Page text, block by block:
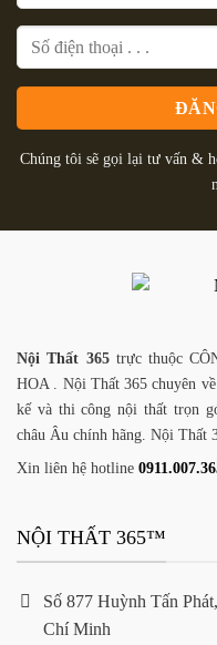
Chúng tôi sẽ gọi lại tư vấn &
Nội Thất 365trực thuộc
HOA . Nội Thất 365 chuyên
kế và thi công nội thất trọn
châu Âu chính hãng. Nội Thất
Xin liên hệ hotline
NỘI THẤT 365™
Số 877 Huỳnh Tấn
Chí Minh